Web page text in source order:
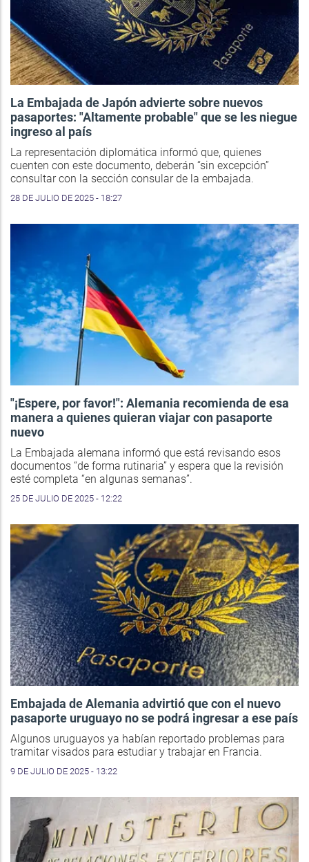
La Embajada de Japón advierte sobre nuevos
pasaportes: "Altamente probable" que se les niegue
ingreso al país
La representación diplomática informó que, quienes
cuenten con este documento, deberán “sin excepción”
consultar con la sección consular de la embajada.
28 DE JULIO DE 2025 - 18:27
"¡Espere, por favor!": Alemania recomienda de esa
manera a quienes quieran viajar con pasaporte
nuevo
La Embajada alemana informó que está revisando esos
documentos “de forma rutinaria” y espera que la revisión
esté completa “en algunas semanas”.
25 DE JULIO DE 2025 - 12:22
Embajada de Alemania advirtió que con el nuevo
pasaporte uruguayo no se podrá ingresar a ese país
Algunos uruguayos ya habían reportado problemas para
tramitar visados para estudiar y trabajar en Francia.
9 DE JULIO DE 2025 - 13:22